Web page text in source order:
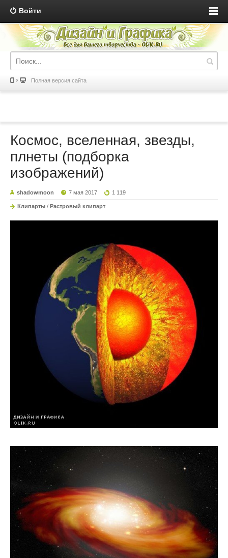
Войти
Полная версия сайта
Космос, вселенная, звезды,
плнеты (подборка
изображений)
shadowmoon 7 мая 2017 1 119
Клипарты / Растровый клипарт